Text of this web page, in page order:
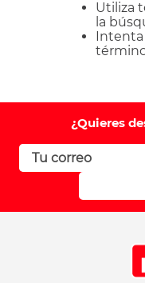
Utiliza
la
¿Quieres